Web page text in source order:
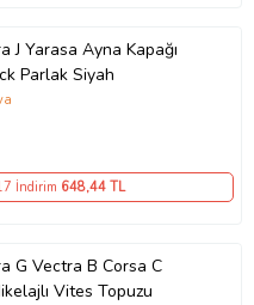
J Yarasa Ayna Kapağı
Parlak Siyah
İndirim 648,44 TL
G Vectra B Corsa C
Vites Topuzu